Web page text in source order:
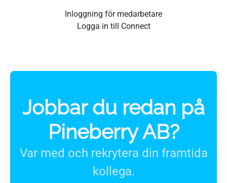
Inloggning för medarbetare
Logga in till Connect
Jobbar du redan på
Pineberry AB?
Var med och rekrytera din framtida
kollega.